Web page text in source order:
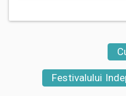
Festivalului